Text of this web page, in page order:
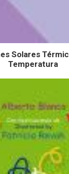
Solares
Temperatura